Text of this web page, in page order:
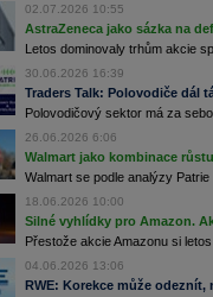
02.07.2026 10:55
AstraZeneca jako sázka na
Letos dominovaly trhům akcie
30.06.2026 16:39
Traders Talk: Polovodiče dál
Polovodičový sektor má za
26.06.2026 6:06
Walmart jako kombinace
Walmart se podle analýzy
18.06.2026 10:00
Silné vyhlídky pro Amazon.
Přestože akcie Amazonu si
04.06.2026 13:06
RWE: Korekce může